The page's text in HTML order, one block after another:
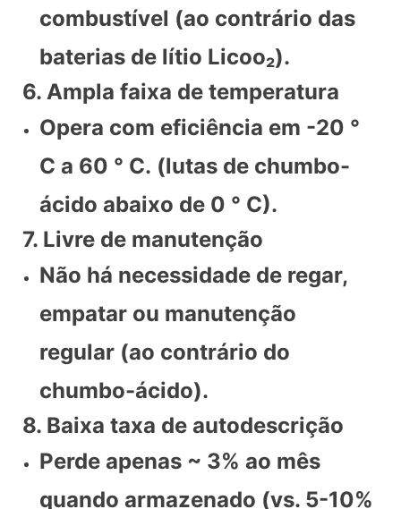
combustível (ao contrário das
baterias de lítio Licoo₂).
6. Ampla faixa de temperatura
Opera com eficiência em -20 °
C a 60 ° C. (lutas de chumbo-
ácido abaixo de 0 ° C).
7. Livre de manutenção
Não há necessidade de regar,
empatar ou manutenção
regular (ao contrário do
chumbo-ácido).
8. Baixa taxa de autodescrição
Perde apenas ~ 3% ao mês
quando armazenado (vs. 5-10%